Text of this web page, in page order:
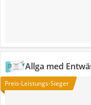
Allga med
Preis-Leistungs-Sieger